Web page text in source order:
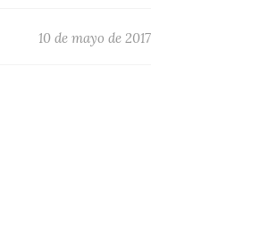
10 de mayo de 2017